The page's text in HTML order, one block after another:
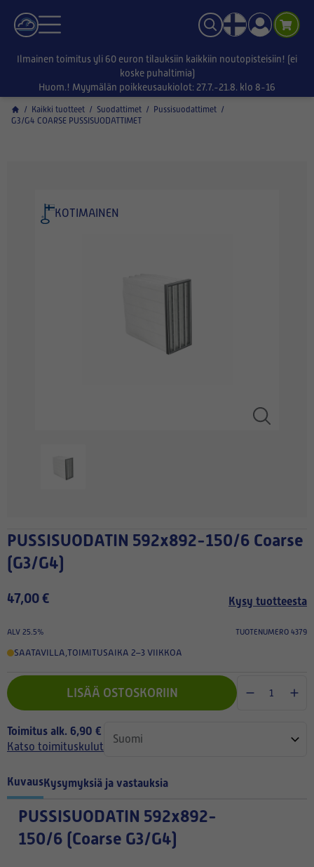
Ilmainen toimitus yli 60 euron tilauksiin kaikkiin noutopisteisiin! (ei
koske puhaltimia)
Huom.! Myymälän poikkeusaukiolot: 27.7.-21.8. klo 8-16
/ Kaikki tuotteet / Suodattimet / Pussisuodattimet /
G3/G4 COARSE PUSSISUODATTIMET
KOTIMAINEN
PUSSISUODATIN 592x892-150/6 Coarse
(G3/G4)
47,00 € Kysy tuotteesta
ALV 25.5% TUOTENUMERO 4379
SAATAVILLA,TOIMITUSAIKA 2–3 VIIKKOA
LISÄÄ OSTOSKORIIN
Toimitus alk. 6,90 €
Katso toimituskulut
KuvausKysymyksiä ja vastauksia
PUSSISUODATIN 592x892-
150/6 (Coarse G3/G4)